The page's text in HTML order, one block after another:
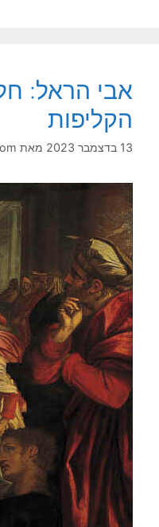
אבי הראל:
הקליפות
13 בדצמבר 2023 מאת